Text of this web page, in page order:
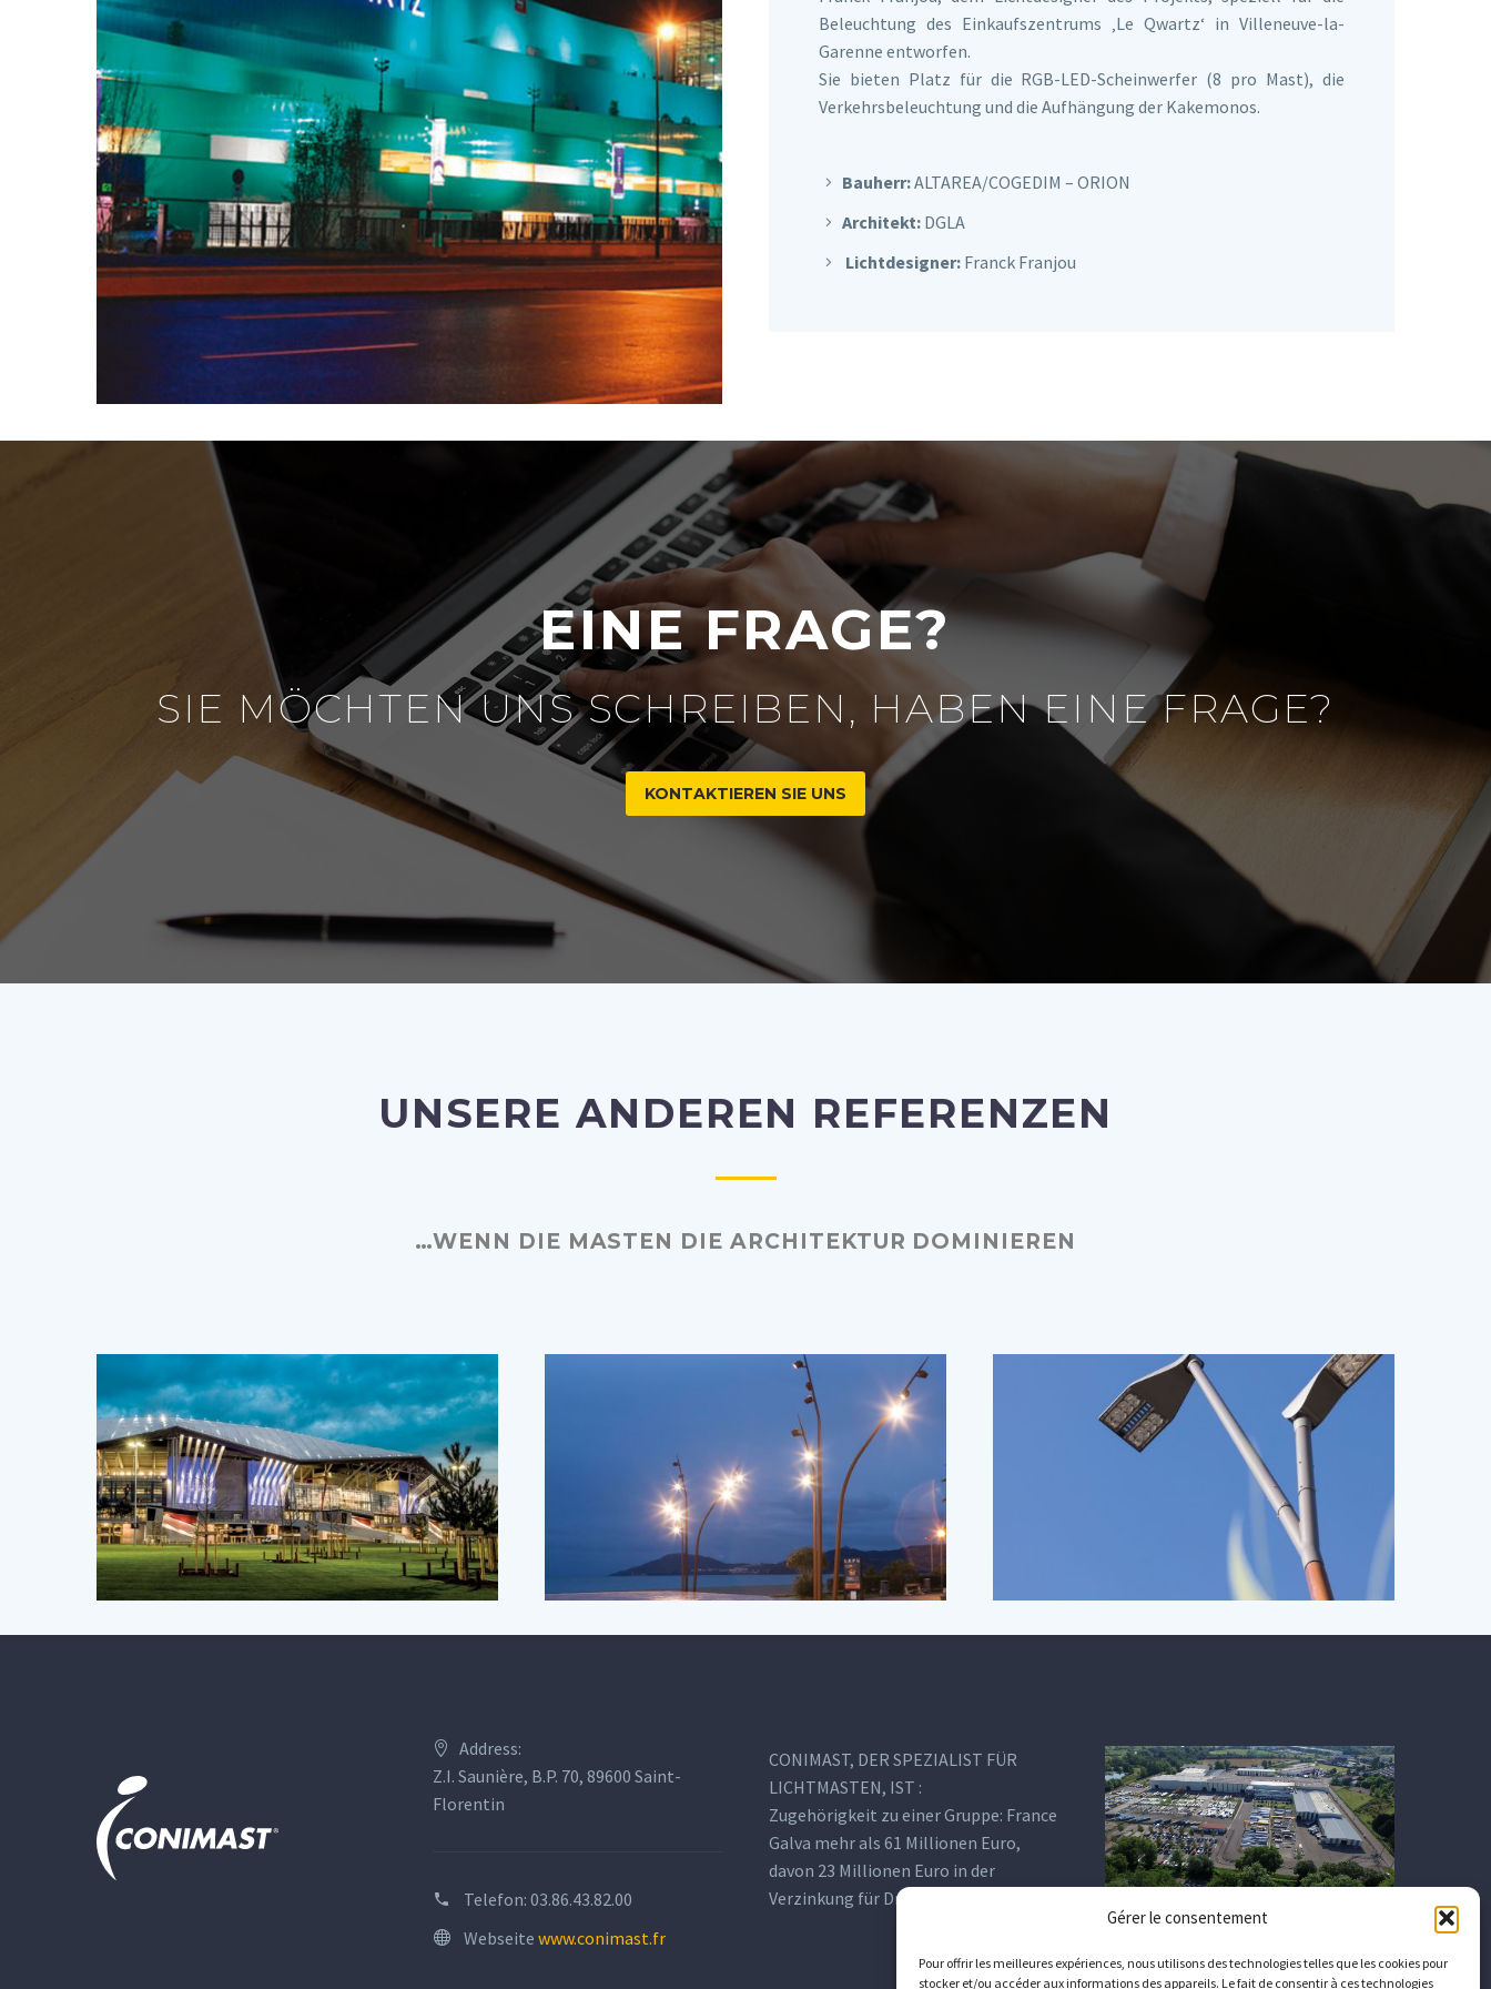
Gérer le consentement
Pour offrir les meilleures expériences, nous utilisons des technologies telles que les cookies pour
stocker et/ou accéder aux informations des appareils. Le fait de consentir à ces technologies
Beleuchtung des Einkaufszentrums ‚Le Qwartz‘ in Villeneuve-la-
Garenne entworfen.
Sie bieten Platz für die RGB-LED-Scheinwerfer (8 pro Mast), die
Verkehrsbeleuchtung und die Aufhängung der Kakemonos.
Bauherr:ALTAREA/COGEDIM – ORION
Architekt: DGLA
Lichtdesigner: Franck Franjou
EINE FRAGE?
SIE MÖCHTEN UNS SCHREIBEN, HABEN EINE FRAGE?
KONTAKTIEREN SIE UNS
UNSERE ANDEREN REFERENZEN
…WENN DIE MASTEN DIE ARCHITEKTUR DOMINIEREN
Address:
Z.I. Saunière, B.P. 70, 89600 Saint-
Florentin
Telefon: 03.86.43.82.00
Webseite www.conimast.fr
CONIMAST, DER SPEZIALIST FÜR
LICHTMASTEN, IST :
Zugehörigkeit zu einer Gruppe: France
Galva mehr als 61 Millionen Euro,
davon 23 Millionen Euro in der
Verzinkung für Dritte.